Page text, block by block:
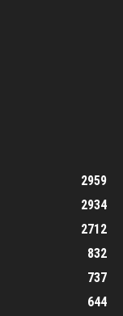
2959
2934
2712
832
737
644